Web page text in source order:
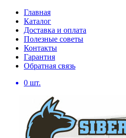
Главная
Каталог
Доставка и оплата
Полезные советы
Контакты
Гарантия
Обратная связь
0 шт.